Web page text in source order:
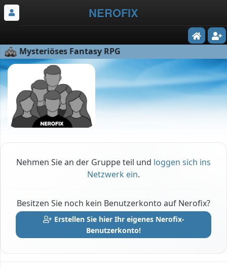
NEROFIX
Mysteriöses Fantasy RPG
Nehmen Sie an der Gruppe teil und loggen sich ins
Netzwerk ein.
Besitzen Sie noch kein Benutzerkonto auf Nerofix?
Erstellen Sie hier Ihr eigenes Nerofix-
Benutzerkonto!